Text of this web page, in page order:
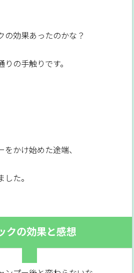
の効果あったのかな？
の手触りです。
かけ始めた途端、
た。
クの効果と感想